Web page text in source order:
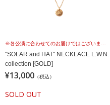
"SOLAR and HAT" NECKLACE L.W.N.
collection [GOLD]
¥13,000 （税込）
SOLD OUT